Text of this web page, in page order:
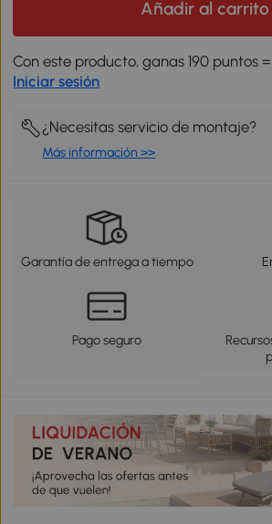
Añadir al carrito
Con este producto, ganas 190 puntos =
Iniciar sesión
¿Necesitas servicio de montaje?
Más información >>
Garantía de entrega a tiempo
Pago seguro